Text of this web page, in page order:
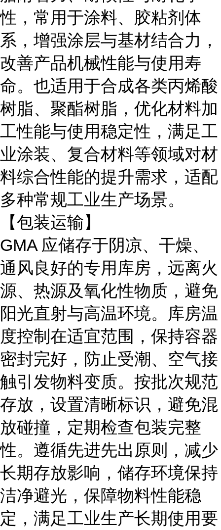
性，常用于涂料、胶粘剂体
系，增强涂层与基材结合力，
改善产品机械性能与使用寿
命。也适用于合成各类丙烯酸
树脂、聚酯树脂，优化材料加
工性能与使用稳定性，满足工
业涂装、复合材料等领域对材
料综合性能的提升需求，适配
多种常规工业生产场景。
【包装运输】
GMA 应储存于阴凉、干燥、
通风良好的专用库房，远离火
源、热源及氧化性物质，避免
阳光直射与高温环境。库房温
度控制在适宜范围，保持容器
密封完好，防止受潮、空气接
触引发物料变质。按批次规范
存放，设置清晰标识，避免混
放碰撞，定期检查包装完整
性。遵循先进先出原则，减少
长期存放影响，储存环境保持
洁净避光，保障物料性能稳
定，满足工业生产长期使用要